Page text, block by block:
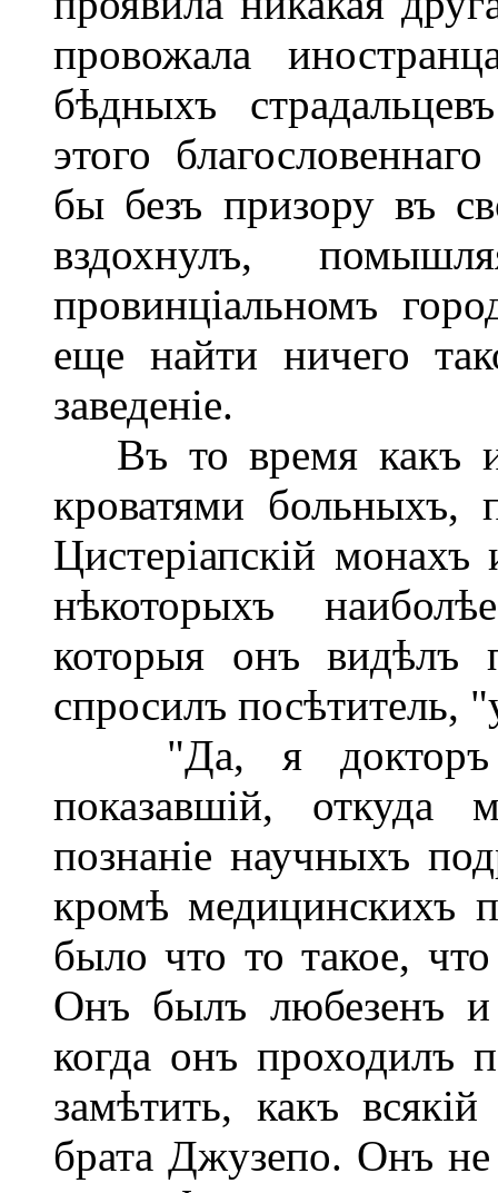
провожала
бѣдныхъ
этого
бы безъ призору въ
вздохнулъ,
провинціальномъ
еще найти ничего
заведеніе.
Въ то время какъ
кроватями больныхъ,
Цистеріапскій
нѣкоторыхъ
которыя онъ видѣлъ
спросилъ посѣтитель,
"Да, я докторъ
показавшій,
познаніе научныхъ
кромѣ медицинскихъ
было что то такое,
Онъ былъ любезенъ
когда онъ проходилъ
замѣтить, какъ
брата Джузепо. Онъ